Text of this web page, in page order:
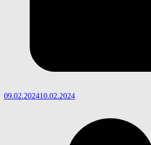
09.02.202410.02.2024